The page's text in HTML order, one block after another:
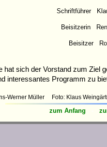
Schriftführer
Beisitzerin
Beisitzer
hat sich der Vorstand zum Ziel
interessantes Programm zu
Werner Müller Foto: Klaus
zum Anfang